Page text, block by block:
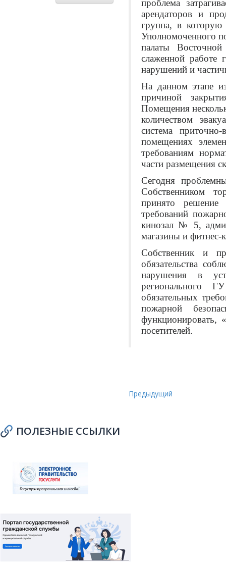
проблема
арендаторов и
группа, в
Уполномоченного
палаты
слаженной работе
нарушений и
На данном этапе
причиной
Помещения
количеством
система
помещениях
требованиям
части размещения
Сегодня
Собственником
принято решение
требований
кинозал № 5,
магазины и фитнес-
Собственник и
обязательства
нарушения в
регионального
обязательных
пожарной
функционировать,
посетителей.
Предыдущий
ПОЛЕЗНЫЕ ССЫЛКИ